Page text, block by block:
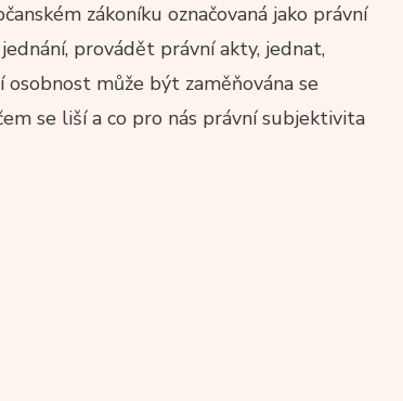
zákoníku označovaná jako právní
provádět právní akty, jednat,
může být zaměňována se
se liší a co pro nás právní subjektivita